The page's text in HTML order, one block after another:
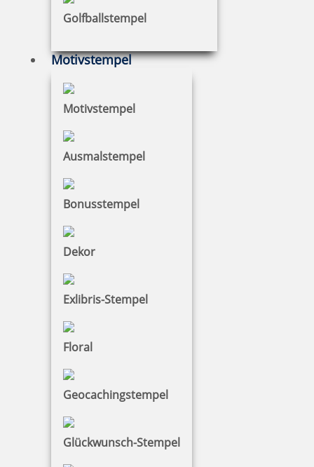
Golfballstempel
Motivstempel
Motivstempel
Ausmalstempel
Bonusstempel
Dekor
Exlibris-Stempel
Floral
Geocachingstempel
Glückwunsch-Stempel